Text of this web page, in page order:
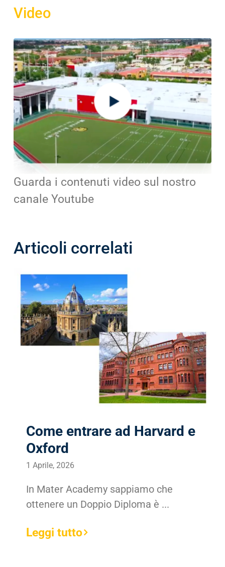
Video
Guarda i contenuti video sul nostro
canale Youtube
Articoli correlati
Come entrare ad Harvard e
Oxford
1 Aprile, 2026
In Mater Academy sappiamo che
ottenere un Doppio Diploma è ...
Leggi tutto